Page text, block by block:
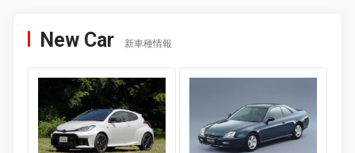
New Car 新車種情報